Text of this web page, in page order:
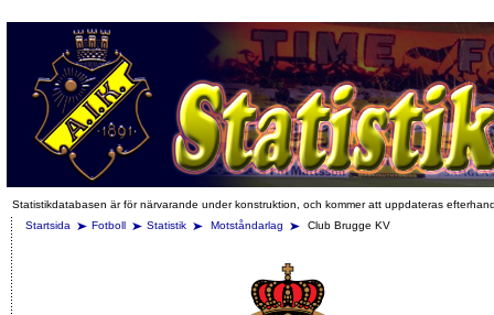
Statistikdatabasen är för närvarande under konstruktion, och kommer att uppdateras
Startsida
Fotboll Statistik Motståndarlag Club Brugge KV